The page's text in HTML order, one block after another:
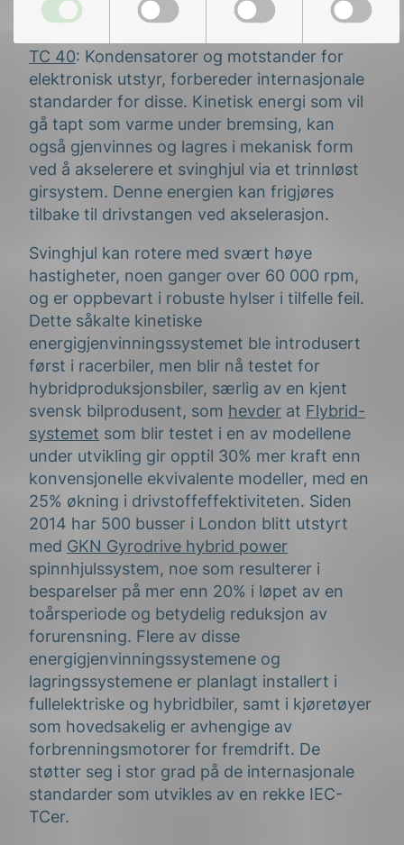
kondensatorer) lagres den elektrostatiske
TC 40: Kondensatorer og motstander for
elektronisk utstyr, forbereder internasjonale
standarder for disse. Kinetisk energi som vil
gå tapt som varme under bremsing, kan
også gjenvinnes og lagres i mekanisk form
ved å akselerere et svinghjul via et trinnløst
girsystem. Denne energien kan frigjøres
tilbake til drivstangen ved akselerasjon.
Svinghjul kan rotere med svært høye
hastigheter, noen ganger over 60 000 rpm,
og er oppbevart i robuste hylser i tilfelle feil.
Dette såkalte kinetiske
energigjenvinningssystemet ble introdusert
først i racerbiler, men blir nå testet for
hybridproduksjonsbiler, særlig av en kjent
svensk bilprodusent, som hevder at Flybrid-
systemet som blir testet i en av modellene
under utvikling gir opptil 30% mer kraft enn
konvensjonelle ekvivalente modeller, med en
25% økning i drivstoffeffektiviteten. Siden
2014 har 500 busser i London blitt utstyrt
med GKN Gyrodrive hybrid power
spinnhjulssystem, noe som resulterer i
besparelser på mer enn 20% i løpet av en
toårsperiode og betydelig reduksjon av
forurensning. Flere av disse
energigjenvinningssystemene og
lagringssystemene er planlagt installert i
fullelektriske og hybridbiler, samt i kjøretøyer
som hovedsakelig er avhengige av
forbrenningsmotorer for fremdrift. De
støtter seg i stor grad på de internasjonale
standarder som utvikles av en rekke IEC-
TCer.